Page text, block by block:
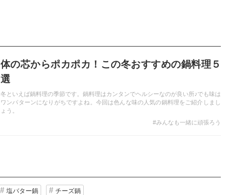
体の芯からポカポカ！この冬おすすめの鍋料理５
選
冬といえば鍋料理の季節です。鍋料理はカンタンでヘルシーなのが良い所♪でも味は
ワンパターンになりがちですよね。今回は色んな味の人気の鍋料理をご紹介しまし
ょう。
#みんなも一緒に頑張ろう
塩バター鍋 チーズ鍋